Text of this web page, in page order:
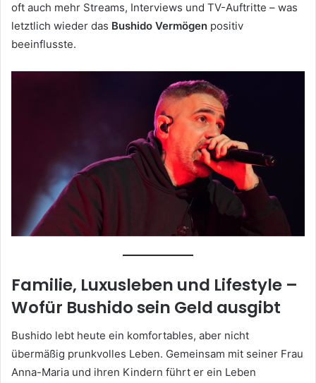
oft auch mehr Streams, Interviews und TV-Auftritte – was
letztlich wieder das Bushido Vermögen positiv
beeinflusste.
Familie, Luxusleben und Lifestyle –
Wofür Bushido sein Geld ausgibt
Bushido lebt heute ein komfortables, aber nicht
übermäßig prunkvolles Leben. Gemeinsam mit seiner Frau
Anna-Maria und ihren Kindern führt er ein Leben